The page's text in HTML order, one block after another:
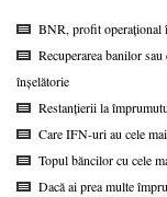
BNR, profit operațional
Recuperarea banilor
înșelătorie
Restanțierii la
Care IFN-uri au cele
Topul băncilor cu cele
Dacă ai prea multe